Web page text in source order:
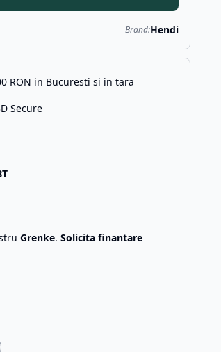
Brand:Hendi
RON in Bucuresti si in tara
Secure
Grenke. Solicita finantare